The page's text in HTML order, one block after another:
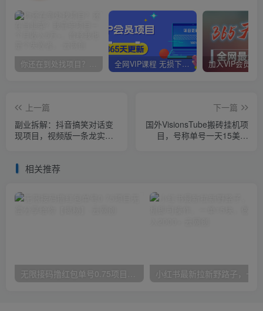
你还在到处找项目？还在当韭菜？我靠卖项目一个月收入5万+，曾经我也是个失败者。 全网VIP课程 无损下载~
上一篇
副业拆解：抖音搞笑对话变
现项目，视频版一条龙实操
下一篇
国外VisionsTube搬砖挂机项
目，号称单号一天15美金
相关推荐
无限接码撸红包单号0.75项目无偿分享给你【揭秘】